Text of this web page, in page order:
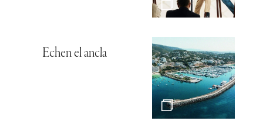
Echen el ancla